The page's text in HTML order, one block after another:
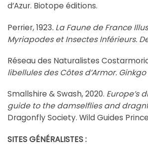
d’Azur. Biotope éditions.
Perrier, 1923. La Faune de France
Myriapodes et Insectes Inférieurs.
Réseau des Naturalistes
libellules des Côtes d’Armor. Ginkgo
Smallshire & Swash, 2020. Europe’s
guide to the damselflies and
Dragonfly Society. Wild Guides
SITES GÉNÉRALISTES :